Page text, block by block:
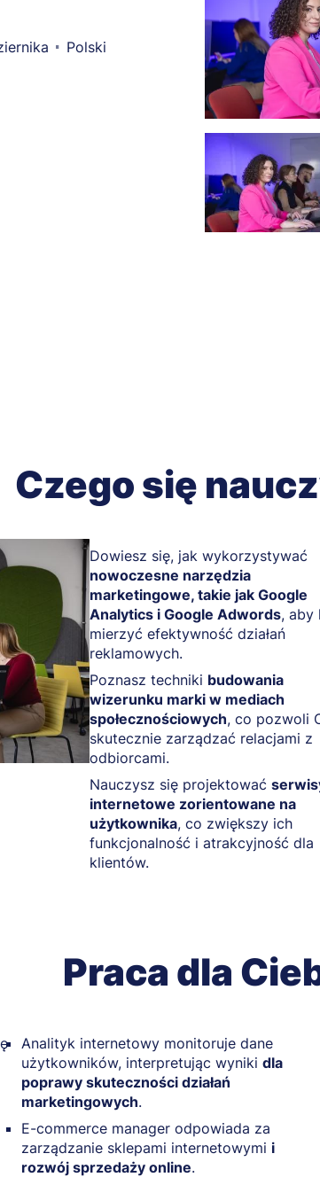
Polski
Czego się
Dowiesz się, jak wykorzystywać
nowoczesne narzędzia
marketingowe, takie jak Google
Analytics i Google Adwords, aby
mierzyć efektywność działań
reklamowych.
Poznasz techniki budowania
wizerunku marki w mediach
społecznościowych, co pozwoli
skutecznie zarządzać relacjami z
odbiorcami.
Nauczysz się projektować
internetowe zorientowane na
użytkownika, co zwiększy ich
funkcjonalność i atrakcyjność dla
klientów.
Praca dla
Analityk internetowy monitoruje dane
użytkowników, interpretując wyniki dla
poprawy skuteczności działań
marketingowych.
E-commerce manager odpowiada za
zarządzanie sklepami internetowymi i
rozwój sprzedaży online.